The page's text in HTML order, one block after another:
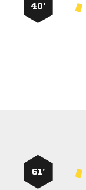
40’
61’